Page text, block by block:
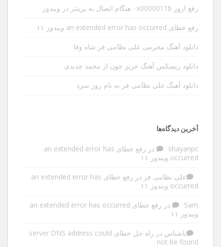
رفع ارور ۰x0000011b هنگام اتصال به پرینتر در ویندوز
رفع خطای an extended error has occurred ویندوز ۱۱
دانلود آهنگ محرمی علی نظامی فر شاه وفا
دانلود ریمیکس آهنگ عزیز جون از محمد جدیدی
دانلود آهنگ علی نظامی فر به نام روز سرد
آخرین دیدگاه‌ها
shayanpc در
رفع خطای an extended error has
occurred ویندوز ۱۱
علی نظامی فر در
رفع خطای an extended error has
occurred ویندوز ۱۱
Sam در
رفع خطای an extended error has occurred
ویندوز ۱۱
ناشناس در
راه حل خطای server DNS address could
not be found